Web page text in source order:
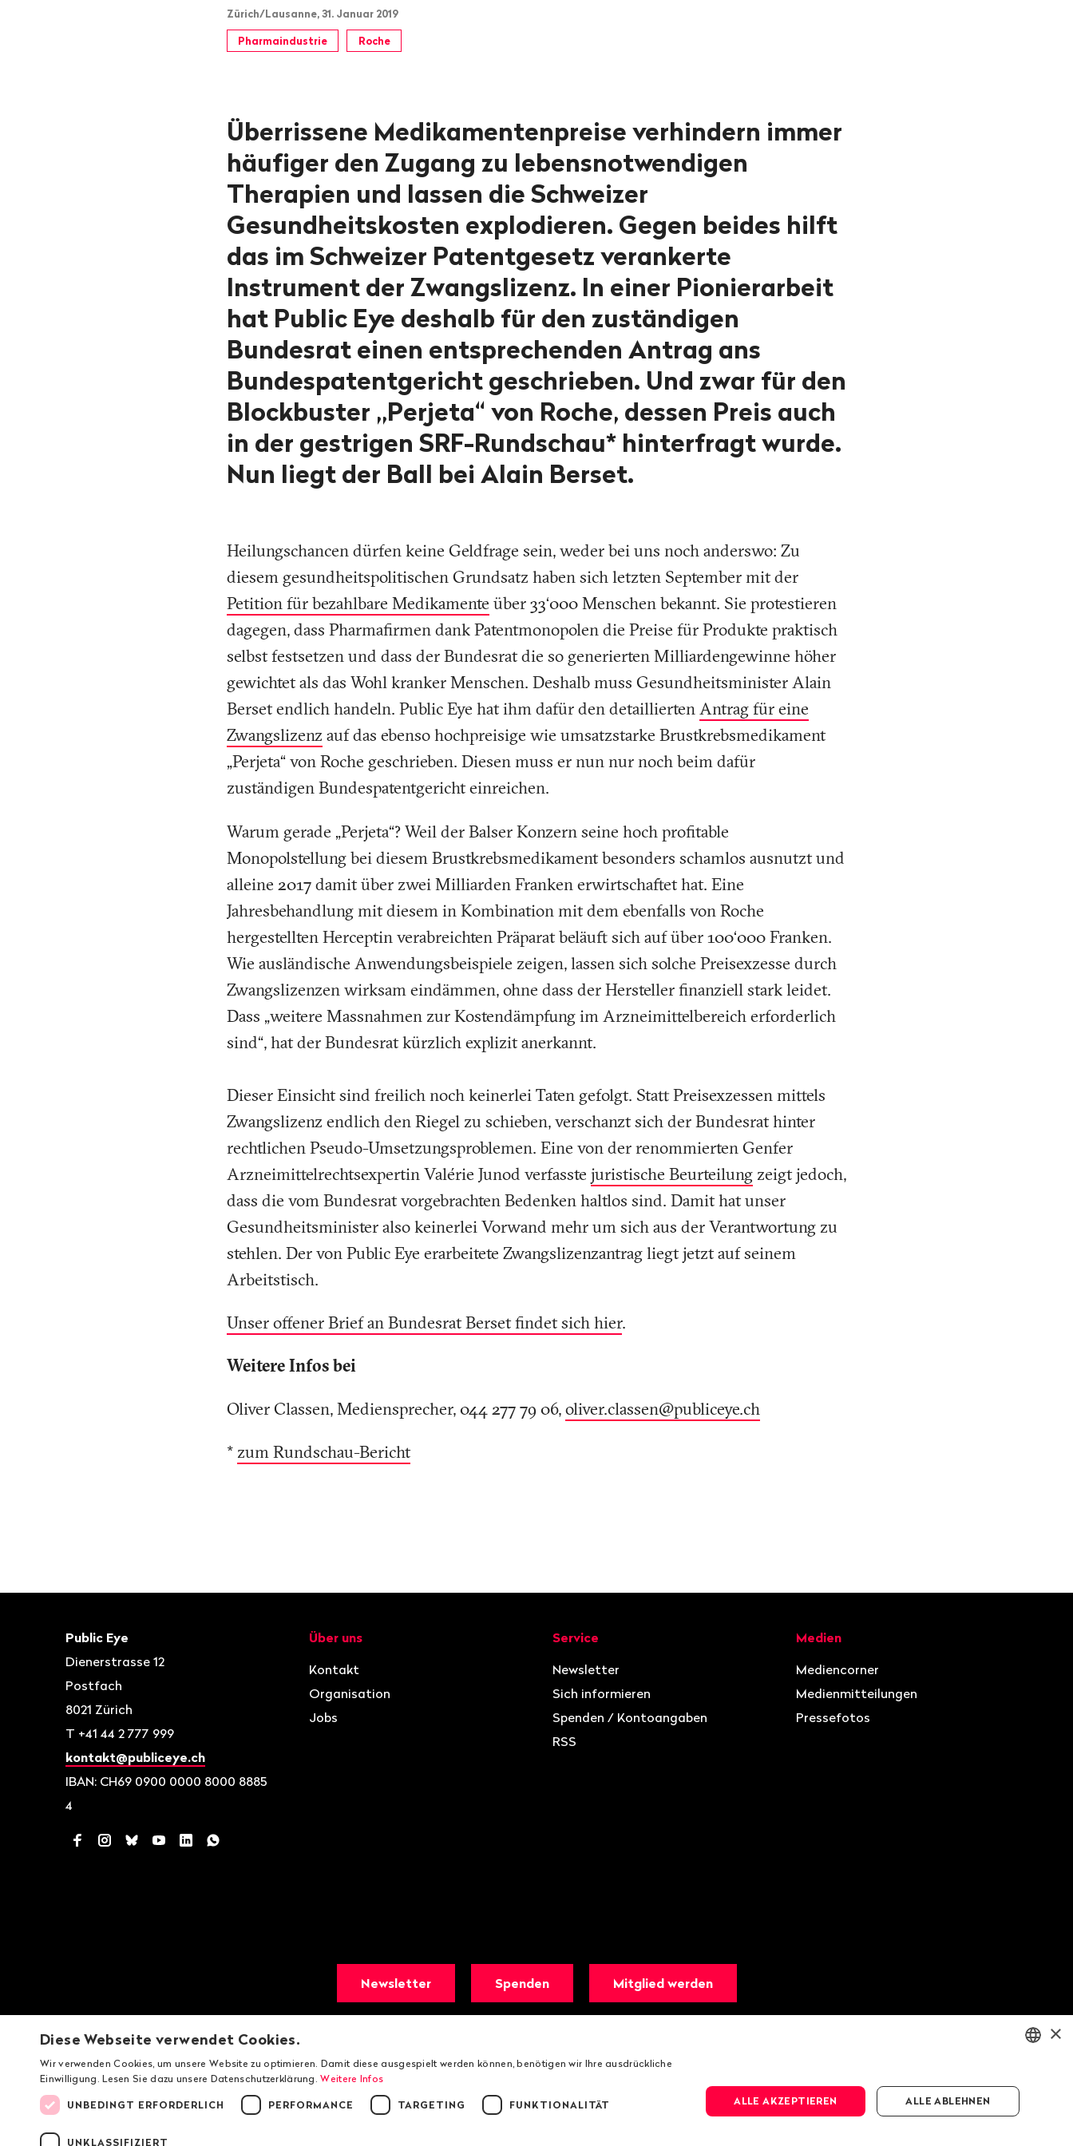
Zürich/Lausanne, 31. Januar 2019
Pharmaindustrie Roche
Überrissene Medikamentenpreise verhindern immer
häufiger den Zugang zu lebensnotwendigen
Therapien und lassen die Schweizer
Gesundheitskosten explodieren. Gegen beides hilft
das im Schweizer Patentgesetz verankerte
Instrument der Zwangslizenz. In einer Pionierarbeit
hat Public Eye deshalb für den zuständigen
Bundesrat einen entsprechenden Antrag ans
Bundespatentgericht geschrieben. Und zwar für den
Blockbuster „Perjeta“ von Roche, dessen Preis auch
in der gestrigen SRF-Rundschau* hinterfragt wurde.
Nun liegt der Ball bei Alain Berset.
Heilungschancen dürfen keine Geldfrage sein, weder bei uns noch anderswo: Zu
diesem gesundheitspolitischen Grundsatz haben sich letzten September mit der
Petition für bezahlbare Medikamente über 33‘000 Menschen bekannt. Sie protestieren
dagegen, dass Pharmafirmen dank Patentmonopolen die Preise für Produkte praktisch
selbst festsetzen und dass der Bundesrat die so generierten Milliardengewinne höher
gewichtet als das Wohl kranker Menschen. Deshalb muss Gesundheitsminister Alain
Berset endlich handeln. Public Eye hat ihm dafür den detailliertenAntrag für eine
Zwangslizenz auf das ebenso hochpreisige wie umsatzstarke Brustkrebsmedikament
„Perjeta“ von Roche geschrieben. Diesen muss er nun nur noch beim dafür
zuständigen Bundespatentgericht einreichen.
Warum gerade „Perjeta“? Weil der Balser Konzern seine hoch profitable
Monopolstellung bei diesem Brustkrebsmedikament besonders schamlos ausnutzt und
alleine 2017 damit über zwei Milliarden Franken erwirtschaftet hat. Eine
Jahresbehandlung mit diesem in Kombination mit dem ebenfalls von Roche
hergestellten Herceptin verabreichten Präparat beläuft sich auf über 100‘000 Franken.
Wie ausländische Anwendungsbeispiele zeigen, lassen sich solche Preisexzesse durch
Zwangslizenzen wirksam eindämmen, ohne dass der Hersteller finanziell stark leidet.
Dass „weitere Massnahmen zur Kostendämpfung im Arzneimittelbereich erforderlich
sind“, hat der Bundesrat kürzlich explizit anerkannt.
Dieser Einsicht sind freilich noch keinerlei Taten gefolgt. Statt Preisexzessen mittels
Zwangslizenz endlich den Riegel zu schieben, verschanzt sich der Bundesrat hinter
rechtlichen Pseudo-Umsetzungsproblemen. Eine von der renommierten Genfer
Arzneimittelrechtsexpertin Valérie Junod verfasste juristische Beurteilung zeigt jedoch,
dass die vom Bundesrat vorgebrachten Bedenken haltlos sind. Damit hat unser
Gesundheitsminister also keinerlei Vorwand mehr um sich aus der Verantwortung zu
stehlen. Der von Public Eye erarbeitete Zwangslizenzantrag liegt jetzt auf seinem
Arbeitstisch.
Unser offener Brief an Bundesrat Berset findet sich hier.
Weitere Infos bei
Oliver Classen, Mediensprecher, 044 277 79 06,oliver.classen@publiceye.ch
* zum Rundschau-Bericht
Kontakt
Public Eye
Dienerstrasse 12
Postfach
8021 Zürich
T +41 44 2 777 999
kontakt@publiceye.ch
IBAN: CH69 0900 0000 8000 8885
4
FacebookInstagram
BlueskyYouTubeLinkedInWhatsApp
Navigation
Über uns
Kontakt
Organisation
Jobs
Service
Newsletter
Sich informieren
Spenden / Kontoangaben
RSS
Medien
Mediencorner
Medienmitteilungen
Pressefotos
Newsletter Spenden Mitglied werden
×
Diese Webseite verwendet Cookies.
Wir verwenden Cookies, um unsere Website zu optimieren. Damit diese ausgespielt werden können, benötigen wir Ihre ausdrückliche
Einwilligung. Lesen Sie dazu unsere Datenschutzerklärung. Weitere Infos
UNBEDINGT ERFORDERLICH PERFORMANCE TARGETING FUNKTIONALITÄT
UNKLASSIFIZIERT
ALLE AKZEPTIEREN ALLE ABLEHNEN